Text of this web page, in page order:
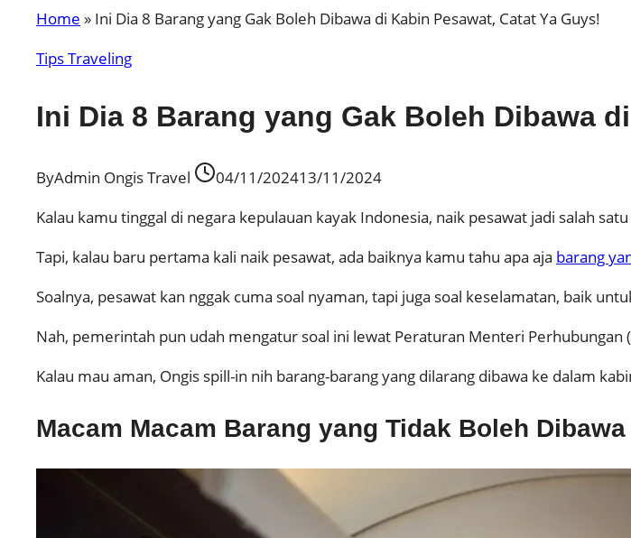
Home » Ini Dia 8 Barang yang Gak Boleh Dibawa di Kabin Pesawat, Catat Ya Guys!
Tips Traveling
Ini Dia 8 Barang yang Gak Boleh Dibawa
ByAdmin Ongis Travel 04/11/202413/11/2024
Kalau kamu tinggal di negara kepulauan kayak Indonesia, naik pesawat jadi salah
Tapi, kalau baru pertama kali naik pesawat, ada baiknya kamu tahu apa aja barang
Soalnya, pesawat kan nggak cuma soal nyaman, tapi juga soal keselamatan, baik
Nah, pemerintah pun udah mengatur soal ini lewat Peraturan Menteri
Kalau mau aman, Ongis spill-in nih barang-barang yang dilarang dibawa ke dalam
Macam Macam Barang yang Tidak Boleh